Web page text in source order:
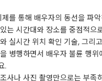
를 통해 배우자의 동선을 파
는 시간대와 장소를 중점적으
실시간 위치 확인 기술, 그리
병행하면서 배우자 불륜 행위
.
사나 사진 촬영만으로는 부족